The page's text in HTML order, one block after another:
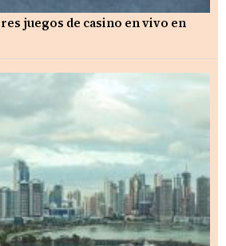
juegos de casino en vivo en